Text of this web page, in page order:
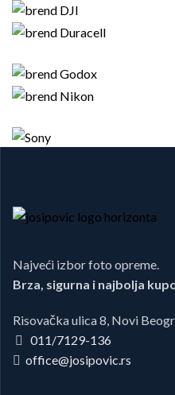
Najveći izbor foto opreme.
Brza, sigurna i najbolja
Risovačka ulica 8, Novi
011/7129-136
office@josipovic.rs